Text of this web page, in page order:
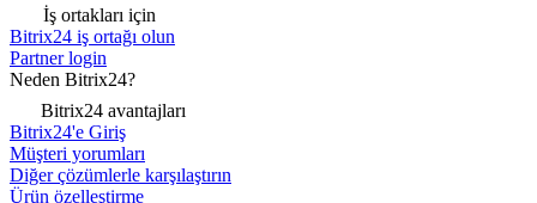
İş ortakları için
Bitrix24 iş ortağı olun
Partner login
Neden Bitrix24?
Bitrix24 avantajları
Bitrix24'e Giriş
Müşteri yorumları
Diğer çözümlerle karşılaştırın
Ürün özelleştirme